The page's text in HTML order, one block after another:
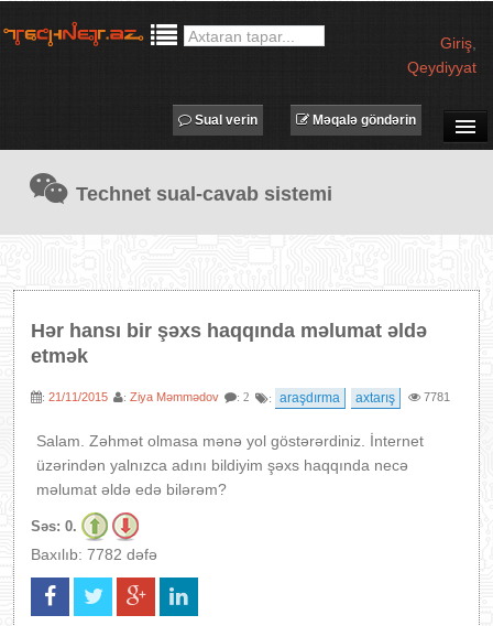
Giriş
Qeydiyyat
TECHNET TV
MƏQALƏLƏR
PROQRAMLAR
IT LÜĞƏT
XƏBƏRLƏR
Məqalə göndərin
Sual verin
Technet sual-cavab sistemi
Hər hansı bir şəxs haqqında məlumat əldə
etmək
: 21/11/2015 : Ziya Məmmədov : 2 : araşdırma axtarış 7781
Salam. Zəhmət olmasa mənə yol göstərərdiniz. İnternet
üzərindən yalnızca adını bildiyim şəxs haqqında necə
məlumat əldə edə bilərəm?
Səs: 0.
Baxılıb: 7782 dəfə